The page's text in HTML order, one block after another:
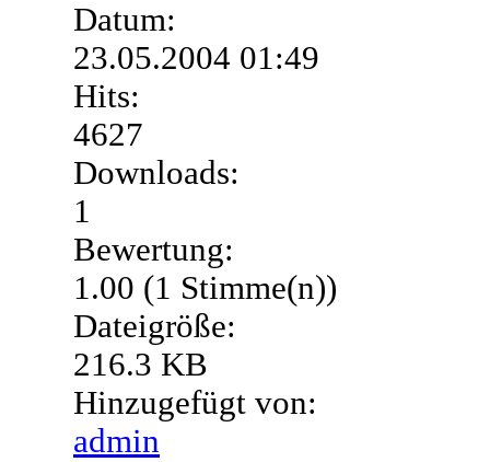
Datum:
23.05.2004 01:49
Hits:
4627
Downloads:
1
Bewertung:
1.00 (1 Stimme(n))
Dateigröße:
216.3 KB
Hinzugefügt von:
admin